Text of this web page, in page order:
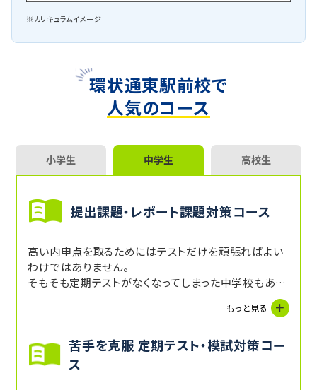
※カリキュラムイメージ
環状通東駅前校で
人気のコース
小学生 中学生 高校生
提出課題・レポート課題対策コース
高い内申点を取るためにはテストだけを頑張ればよい
わけではありません。
そもそも定期テストがなくなってしまった中学校もあり
トライでは完全マンツーマン指導により先生がレポート
などの書き方も指導可能です。
もっと見る
苦手を克服 定期テスト・模試対策コー
ス